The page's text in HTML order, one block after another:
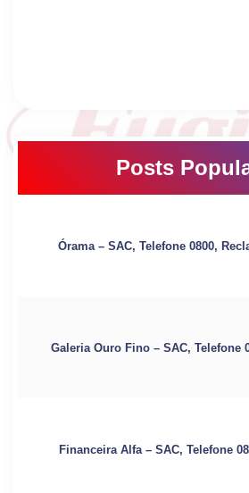
Posts
Órama – SAC, Telefone 0800,
Galeria Ouro Fino – SAC, Telefone
Financeira Alfa – SAC, Telefone